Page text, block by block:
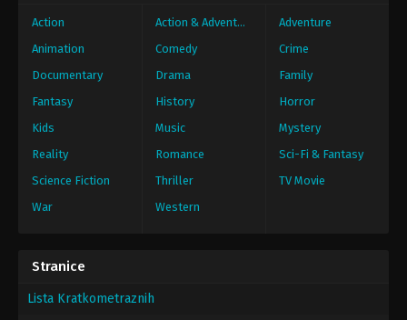
Action Action & Adventure
Adventure
Animation
Comedy
Crime
Documentary
Drama
Family
Fantasy
History
Horror
Kids
Music
Mystery
Reality
Romance
Sci-Fi & Fantasy
Science Fiction
Thriller
TV Movie
War
Western
Stranice
Lista Kratkometraznih